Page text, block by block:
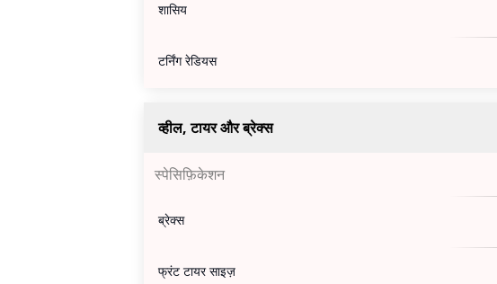
शासिय
टर्निंग रेडियस
व्हील, टायर और ब्रेक्स
स्पेसिफ़िकेशन
ब्रेक्स
फ्रंट टायर साइज़